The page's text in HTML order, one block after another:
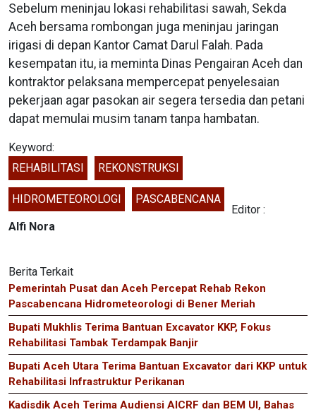
Sebelum meninjau lokasi rehabilitasi sawah, Sekda
Aceh bersama rombongan juga meninjau jaringan
irigasi di depan Kantor Camat Darul Falah. Pada
kesempatan itu, ia meminta Dinas Pengairan Aceh dan
kontraktor pelaksana mempercepat penyelesaian
pekerjaan agar pasokan air segera tersedia dan petani
dapat memulai musim tanam tanpa hambatan.
Keyword:
REHABILITASI
REKONSTRUKSI
HIDROMETEOROLOGI PASCABENCANA
Editor :
Alfi Nora
Berita Terkait
Pemerintah Pusat dan Aceh Percepat Rehab Rekon
Pascabencana Hidrometeorologi di Bener Meriah
Bupati Mukhlis Terima Bantuan Excavator KKP, Fokus
Rehabilitasi Tambak Terdampak Banjir
Bupati Aceh Utara Terima Bantuan Excavator dari KKP untuk
Rehabilitasi Infrastruktur Perikanan
Kadisdik Aceh Terima Audiensi AICRF dan BEM UI, Bahas